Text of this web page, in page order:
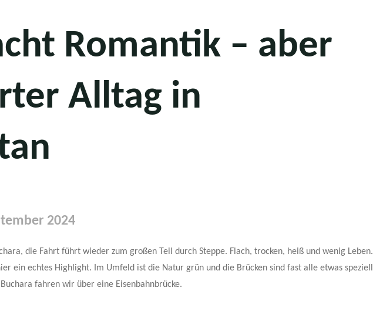
Romantik – aber
Alltag in
2024
die Fahrt führt wieder zum großen Teil durch Steppe. Flach, trocken, heiß und wenig Leben.
ein echtes Highlight. Im Umfeld ist die Natur grün und die Brücken sind fast alle etwas speziell
fahren wir über eine Eisenbahnbrücke.